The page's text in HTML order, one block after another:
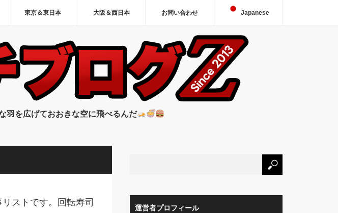
東京＆東日本 大阪＆西日本 お問い合わせ Japanese
羽を広げておおきな空に飛べるんだ
ストです。回転寿司
運営者プロフィール